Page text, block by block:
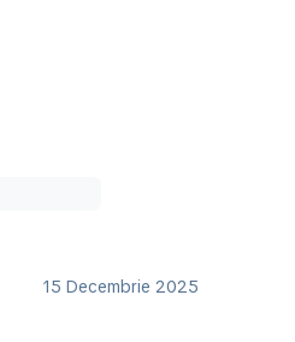
15 Decembrie 2025